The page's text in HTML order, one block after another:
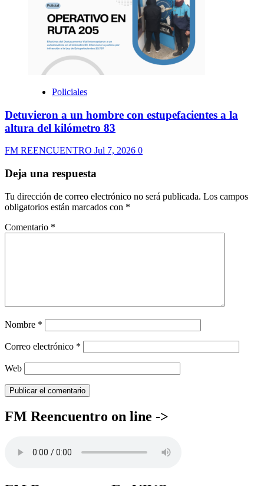
Policiales
Detuvieron a un hombre con estupefacientes a la
altura del kilómetro 83
FM REENCUENTRO Jul 7, 2026 0
Deja una respuesta
Tu dirección de correo electrónico no será publicada. Los campos
obligatorios están marcados con *
Comentario *
Nombre *
Correo electrónico *
Web
FM Reencuentro on line ->